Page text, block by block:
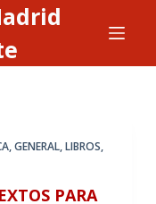
,GENERAL,LIBROS,
PARA